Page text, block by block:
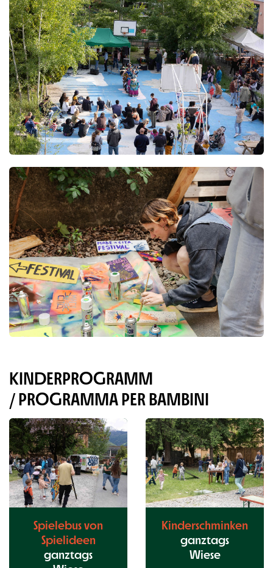
KINDERPROGRAMM
/PROGRAMMA PER BAMBINI
Spielebus von
Spielideen
ganztags
Kinderschminken
ganztags
Wiese